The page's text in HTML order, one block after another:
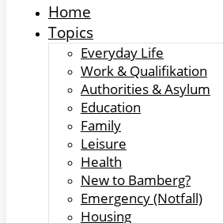
Home
Topics
Everyday Life
Work & Qualifikation
Authorities & Asylum
Education
Family
Leisure
Health
New to Bamberg?
Emergency (Notfall)
Housing